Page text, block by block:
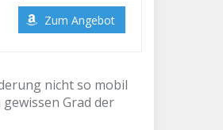
Zum Angebot
nicht so mobil
Grad der